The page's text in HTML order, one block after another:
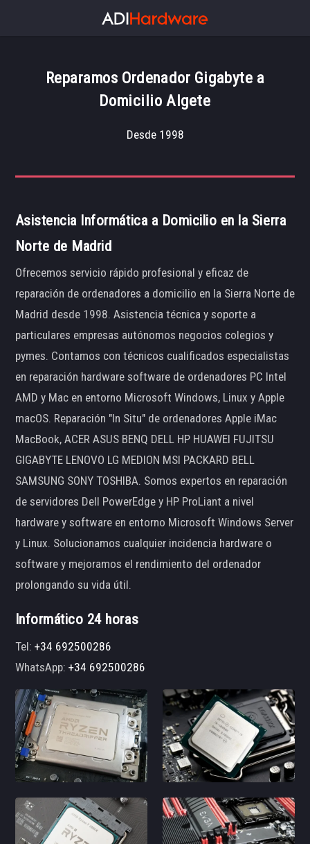
Reparamos Ordenador Gigabyte a
Domicilio Algete
Desde 1998
Asistencia Informática a Domicilio en la Sierra
Norte de Madrid
Ofrecemos servicio rápido profesional y eficaz de
reparación de ordenadores a domicilio en la Sierra Norte de
Madrid desde 1998. Asistencia técnica y soporte a
particulares empresas autónomos negocios colegios y
pymes. Contamos con técnicos cualificados especialistas
en reparación hardware software de ordenadores PC Intel
AMD y Mac en entorno Microsoft Windows, Linux y Apple
macOS. Reparación "In Situ" de ordenadores Apple iMac
MacBook, ACER ASUS BENQ DELL HP HUAWEI FUJITSU
GIGABYTE LENOVO LG MEDION MSI PACKARD BELL
SAMSUNG SONY TOSHIBA. Somos expertos en reparación
de servidores Dell PowerEdge y HP ProLiant a nivel
hardware y software en entorno Microsoft Windows Server
y Linux. Solucionamos cualquier incidencia hardware o
software y mejoramos el rendimiento del ordenador
prolongando su vida útil.
Informático 24 horas
Tel:+34 692500286
WhatsApp:+34 692500286